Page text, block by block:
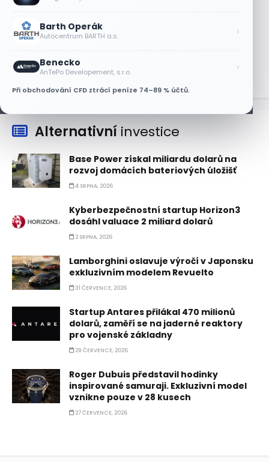
Barth Operák
Autocentrum BARTH a.s. ›
Benecko
AnTePo Developement, s.r.o. ›
Při obchodování CFD ztrácí peníze 74–89 % účtů.
Akcie Micron klesají, ale nejhoršímu
výprodeji paměťových čipů unikly
Alternativní investice
Base Power získal miliardu dolarů na
rozvoj domácích bateriových úložišť
4 SRPNA, 2026
Kyberbezpečnostní startup Horizon3
dosáhl valuace 2 miliard dolarů
2 SRPNA, 2026
Lamborghini oslavuje výročí v Japonsku
exkluzivním modelem Revuelto
31 ČERVENCE, 2026
Startup Antares přilákal 470 milionů
dolarů, zaměří se na jaderné reaktory
pro vojenské základny
29 ČERVENCE, 2026
Roger Dubuis představil hodinky
inspirované samuraji. Exkluzivní model
vznikne pouze v 28 kusech
27 ČERVENCE, 2026